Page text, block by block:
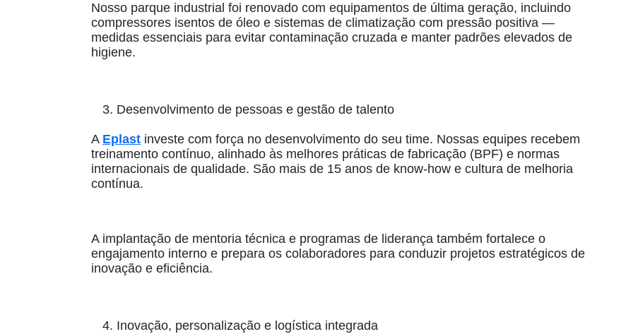
Nosso parque industrial foi renovado com equipamentos de última geração, incluindo
compressores isentos de óleo e sistemas de climatização com pressão positiva —
medidas essenciais para evitar contaminação cruzada e manter padrões elevados de
higiene.
Desenvolvimento de pessoas e gestão de talento
A Eplast investe com força no desenvolvimento do seu time. Nossas equipes recebem
treinamento contínuo, alinhado às melhores práticas de fabricação (BPF) e normas
internacionais de qualidade. São mais de 15 anos de know‑how e cultura de melhoria
contínua.
A implantação de mentoria técnica e programas de liderança também fortalece o
engajamento interno e prepara os colaboradores para conduzir projetos estratégicos de
inovação e eficiência.
Inovação, personalização e logística integrada